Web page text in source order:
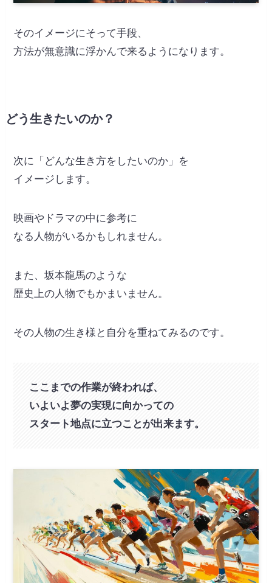
そのイメージにそって手段、
方法が無意識に浮かんで来るようになります。
どう生きたいのか？
次に「どんな生き方をしたいのか」を
イメージします。
映画やドラマの中に参考に
なる人物がいるかもしれません。
また、坂本龍馬のような
歴史上の人物でもかまいません。
その人物の生き様と自分を重ねてみるのです。
ここまでの作業が終われば、
いよいよ夢の実現に向かっての
スタート地点に立つことが出来ます。